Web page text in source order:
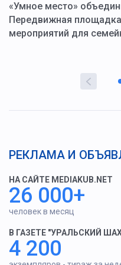
«Умное место»
Передвижная
мероприятий для
РЕКЛАМА И
НА САЙТЕ MEDIAKUB.NET
26 000+
человек в месяц
В ГАЗЕТЕ "УРАЛЬСКИЙ
4 200